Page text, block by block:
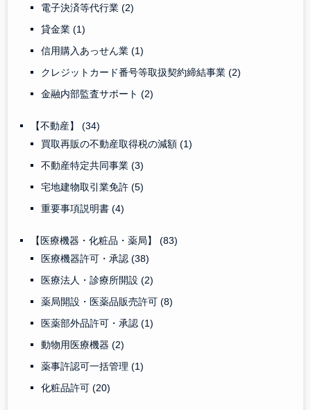
電子決済等代行業(2)
貸金業(1)
信用購入あっせん業(1)
クレジットカード番号等取扱契約締結事業(2)
金融内部監査サポート(2)
【不動産】(34)
買取再販の不動産取得税の減額(1)
不動産特定共同事業(3)
宅地建物取引業免許(5)
重要事項説明書(4)
【医療機器・化粧品・薬局】(83)
医療機器許可・承認(38)
医療法人・診療所開設(2)
薬局開設・医薬品販売許可(8)
医薬部外品許可・承認(1)
動物用医療機器(2)
薬事許認可一括管理(1)
化粧品許可(20)